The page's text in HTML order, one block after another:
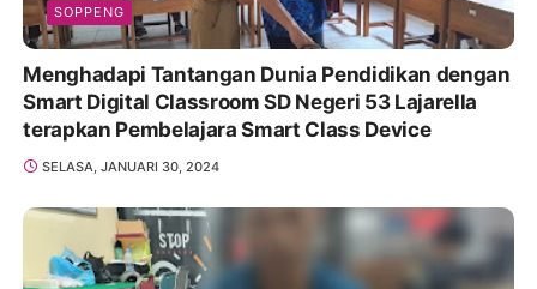
SOPPENG
Menghadapi Tantangan Dunia Pendidikan dengan
Smart Digital Classroom SD Negeri 53 Lajarella
terapkan Pembelajara Smart Class Device
SELASA, JANUARI 30, 2024